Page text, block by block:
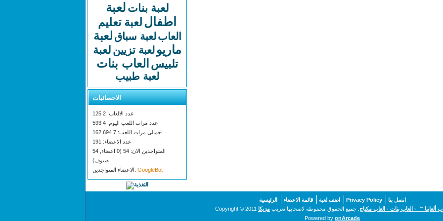
لعبة بنات لعبة
اطفاللعبة تعليم
العابلعبة سباق لعبة
ماريو لعبة تزيين لعبة
تلبيس العاب بنات
لعبة طبيب
الاحصائيات
عدد الالعاب: 2 125
عدد مرات اللعب اليوم: 4 593
اجمالى مرات اللعب: 7 694 162
عدد الاعضاء: 191
المتواجدين الان: 54 (0 اعضاء, 54
ضيوف)
الاعضاء المتواجدين: GoogleBot
الرئيسية قائمة الاعضاء اضف لعبة Privacy Policy
اتصل بنا
Copyright © 2011
ألعابنا ™ - العاب بنات - العاب مكياج . جميع الحقوق محفوظة لاصحابها.تعريب مزيكا
Powered by onArcade